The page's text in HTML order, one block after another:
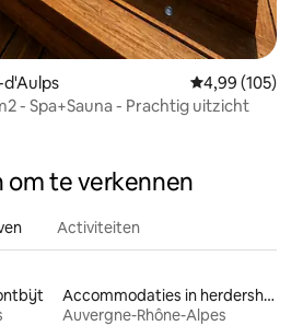
d'Aulps Gemiddelde
4,99 (105)
- Spa+Sauna - Prachtig uitzicht
om te verkennen
Activiteiten
Accommodaties in herdershutten
Auvergne-Rhône-Alpes